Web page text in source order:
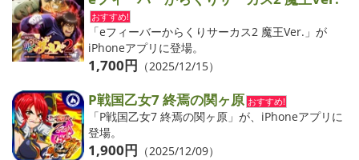
おすすめ!
「eフィーバーからくりサーカス2 魔王Ver.」が
iPhoneアプリに登場。
1,700円 （2025/12/15）
P戦国乙女7 終焉の関ヶ原 おすすめ!
「P戦国乙女7 終焉の関ヶ原」が、iPhoneアプリに
登場。
1,900円 （2025/12/09）